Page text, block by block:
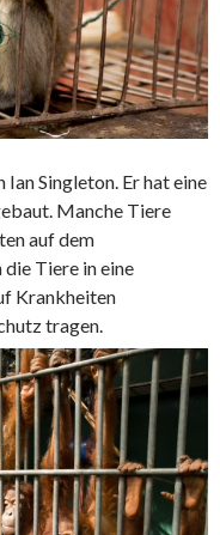
Singleton. Er hat eine
Manche Tiere
auf dem
Tiere in eine
Krankheiten
tragen.